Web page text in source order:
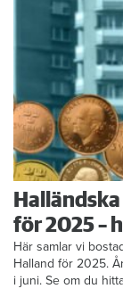
för 2025 –
Här samlar vi
Halland för 2025.
i juni. Se om du